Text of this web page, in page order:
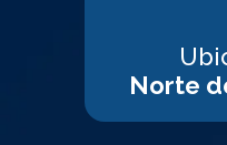
Norte